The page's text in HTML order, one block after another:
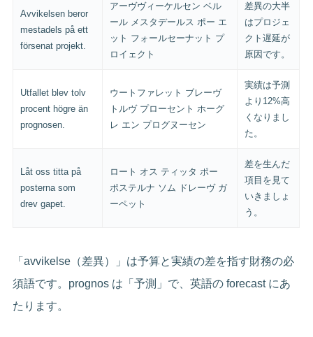
Avvikelsen beror
mestadels på ett
försenat projekt.
アーヴヴィーケルセン ベル
ール メスタデールス ポー エ
ット フォールセーナット プ
ロイェクト
差異の大半
はプロジェ
クト遅延が
原因です。
Utfallet blev tolv
procent högre än
prognosen.
ウートファレット ブレーヴ
トルヴ プローセント ホーグ
レ エン プログヌーセン
実績は予測
より12%高
くなりまし
た。
Låt oss titta på
posterna som
drev gapet.
ロート オス ティッタ ポー
ポステルナ ソム ドレーヴ ガ
ーペット
差を生んだ
項目を見て
いきましょ
う。
「avvikelse（差異）」は予算と実績の差を指す財務の必
須語です。prognos は「予測」で、英語の forecast にあ
たります。